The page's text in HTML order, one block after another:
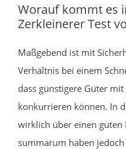
Worauf kommt es
Zerkleinerer Test
Maßgebend ist mit
Verhältnis bei einem
dass günstigere Güter
konkurrieren können. In
wirklich über einen guten
summarum haben